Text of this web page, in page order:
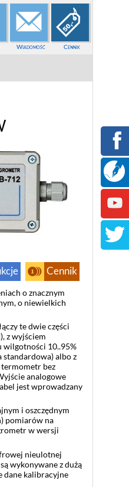
Wiadomość Cennik
Cennik
o znacznym
o niewielkich
te dwie części
z wyjściem
wilgotności 10..95%
standardowa) albo z
bez
analogowe
jest wprowadzany
i oszczędnym
pomiarów na
w wersji
nieulotnej
wykonywane z dużą
dane kalibracyjne